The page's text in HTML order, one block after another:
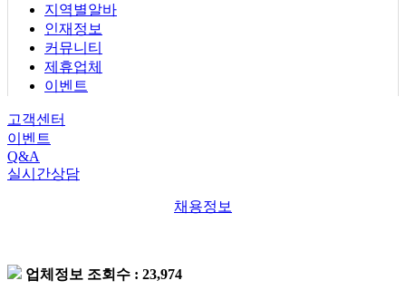
지역별알바
인재정보
커뮤니티
제휴업체
이벤트
고객센터
이벤트
Q&A
실시간상담
채용정보
업체정보 조회수 : 23,974